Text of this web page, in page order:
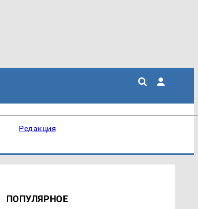
Редакция
ПОПУЛЯРНОЕ